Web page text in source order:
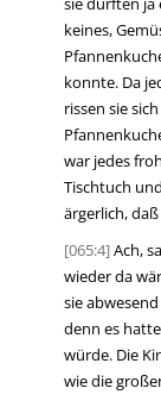
keines,
konnte. Da
rissen sie
war jedes
Tischtuch
ärgerlich,
[065:4]Ach,
wieder da
sie
denn es
würde. Die
wie die